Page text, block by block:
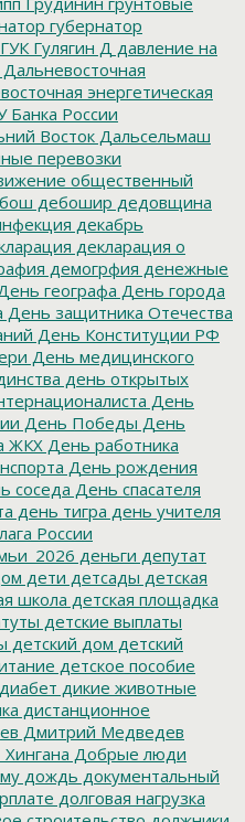
губернатор
ГУК Гулягин Д давление на
Дальневосточная
энергетическая
Банка России
Восток Дальсельмаш
перевозки
общественный
дебошир дедовщина
декабрь
декларация о
демогрфия денежные
географа День города
День защитника Отечества
День Конституции РФ
День медицинского
день открытых
День
День Победы День
ЖКХ День работника
День рождения
соседа День спасателя
день тигра день учителя
России
деньги депутат
дети детсады детская
школа детская площадка
детские выплаты
детский дом детский
детское пособие
диабет дикие животные
дистанционное
Дмитрий Медведев
Добрые люди
дождь документальный
долговая нагрузка